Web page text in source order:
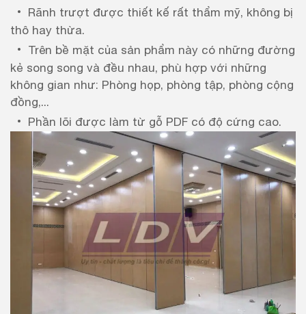
Rãnh trượt được thiết kế rất thẩm mỹ, không bị
thô hay thừa.
Trên bề mặt của sản phẩm này có những đường
kẻ song song và đều nhau, phù hợp với những
không gian như: Phòng họp, phòng tập, phòng cộng
đồng,...
Phần lõi được làm từ gỗ PDF có độ cứng cao.